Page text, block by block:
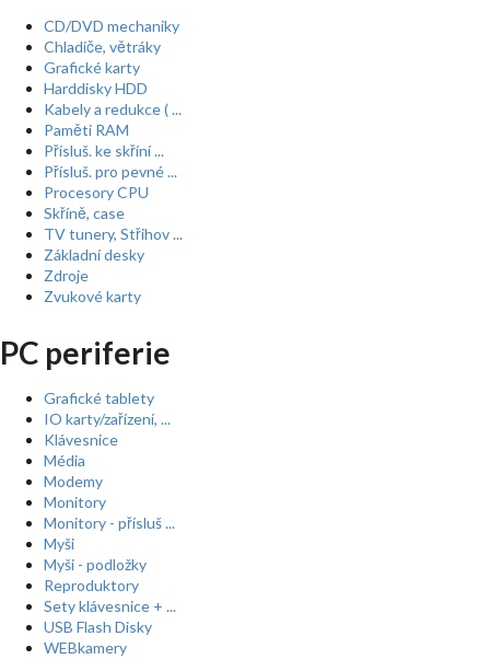
CD/DVD mechaniky
Chladiče, větráky
Grafické karty
Harddisky HDD
Kabely a redukce ( ...
Paměti RAM
Přísluš. ke skříní ...
Přísluš. pro pevné ...
Procesory CPU
Skříně, case
TV tunery, Střihov ...
Základní desky
Zdroje
Zvukové karty
PC periferie
Grafické tablety
IO karty/zařízení, ...
Klávesnice
Média
Modemy
Monitory
Monitory - přísluš ...
Myši
Myši - podložky
Reproduktory
Sety klávesnice + ...
USB Flash Disky
WEBkamery